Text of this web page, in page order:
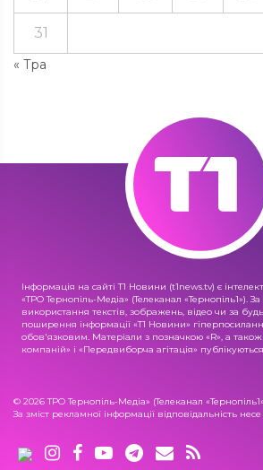
« Тра
31
Інформація на сайті Т1 Новини (t1news.tv) є
«ТРО Тернопіль-Медіа» (Телеканал «Тернопіль1»).
використання текстів, зображень, відео чи за
поширення інформації «Т1 Новини»
обов'язковим. Матеріали з позначкою «R», а
компаній» і «Передвиборча агітація»
© 2026 ТРО Тернопіль-Медіа» (Телеканал
За зміст рекламної інформації відповідальність